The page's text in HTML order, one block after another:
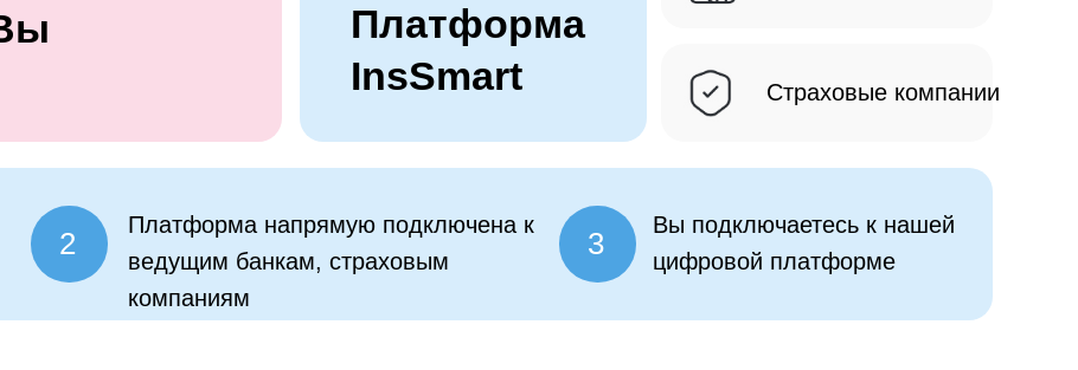
Платформа
InsSmart
Страховые компании
2
Платформа напрямую подключена к
ведущим банкам, страховым
компаниям
3
Вы подключаетесь к нашей
цифровой платформе